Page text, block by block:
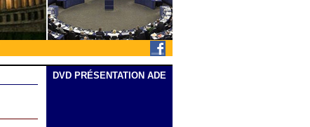
DVD PRÉSENTATION ADE